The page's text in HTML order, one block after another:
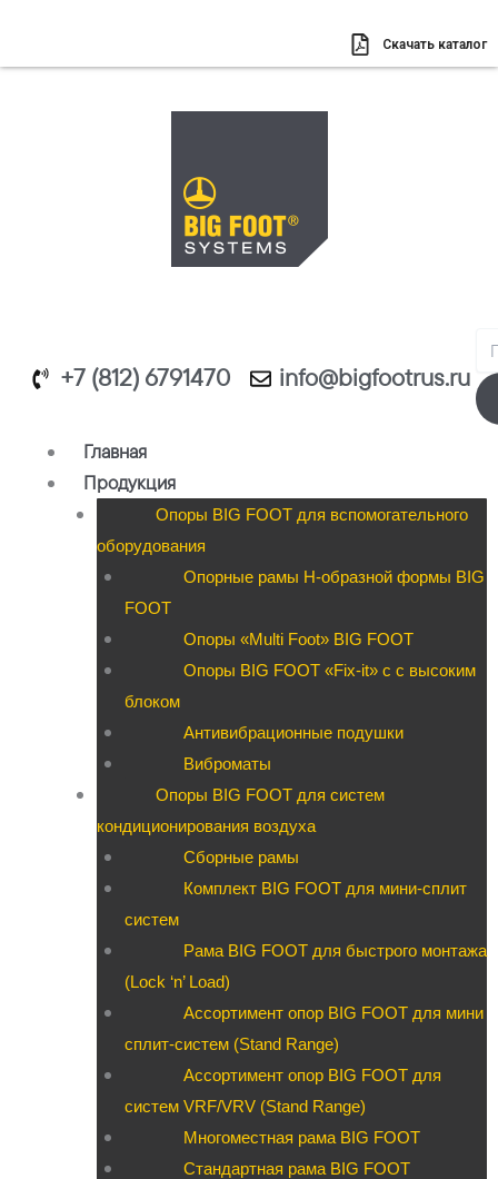
содержимому
Скачать каталог
+7 (812) 6791470 info@bigfootrus.ru
Главная
Продукция
Опоры BIG FOOT для вспомогательного
оборудования
Опорные рамы H-образной формы BIG
FOOT
Опоры «Multi Foot» BIG FOOT
Опоры BIG FOOT «Fix-it» c с высоким
блоком
Антивибрационные подушки
Виброматы
Опоры BIG FOOT для систем
кондиционирования воздуха
Сборные рамы
Комплект BIG FOOT для мини-сплит
систем
Рама BIG FOOT для быстрого монтажа
(Lock ‘n’ Load)
Ассортимент опор BIG FOOT для мини
сплит-систем (Stand Range)
Ассортимент опор BIG FOOT для
систем VRF/VRV (Stand Range)
Многоместная рама BIG FOOT
Стандартная рама BIG FOOT